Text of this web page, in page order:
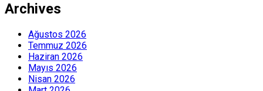
Archives
Ağustos 2026
Temmuz 2026
Haziran 2026
Mayıs 2026
Nisan 2026